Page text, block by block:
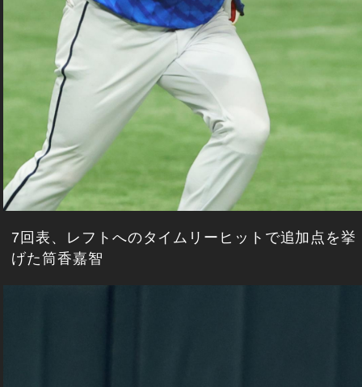
7回表、レフトへのタイムリーヒットで追加点を挙
げた筒香嘉智